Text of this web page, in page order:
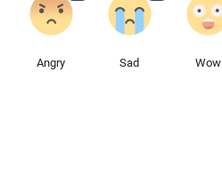
Angry Sad Wow